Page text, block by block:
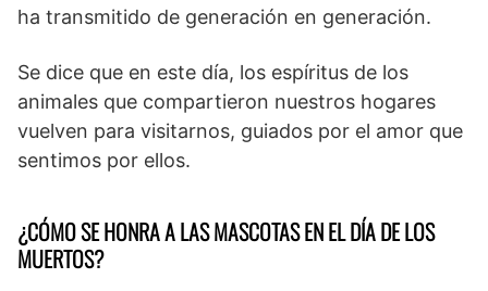
ha transmitido de generación en generación.
Se dice que en este día, los espíritus de los
animales que compartieron nuestros hogares
vuelven para visitarnos, guiados por el amor que
sentimos por ellos.
¿CÓMO SE HONRA A LAS MASCOTAS EN EL DÍA DE LOS
MUERTOS?